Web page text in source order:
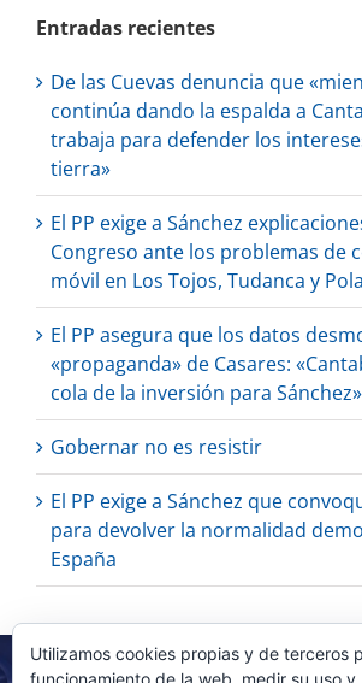
Entradas recientes
De las Cuevas denuncia que
continúa dando la espalda a
trabaja para defender los
tierra»
El PP exige a Sánchez
Congreso ante los problemas de
móvil en Los Tojos, Tudanca y
El PP asegura que los datos
«propaganda» de Casares:
cola de la inversión para Sánchez»
Gobernar no es resistir
El PP exige a Sánchez que
para devolver la normalidad
España
Utilizamos cookies propias y de terceros
funcionamiento de la web, medir su uso y